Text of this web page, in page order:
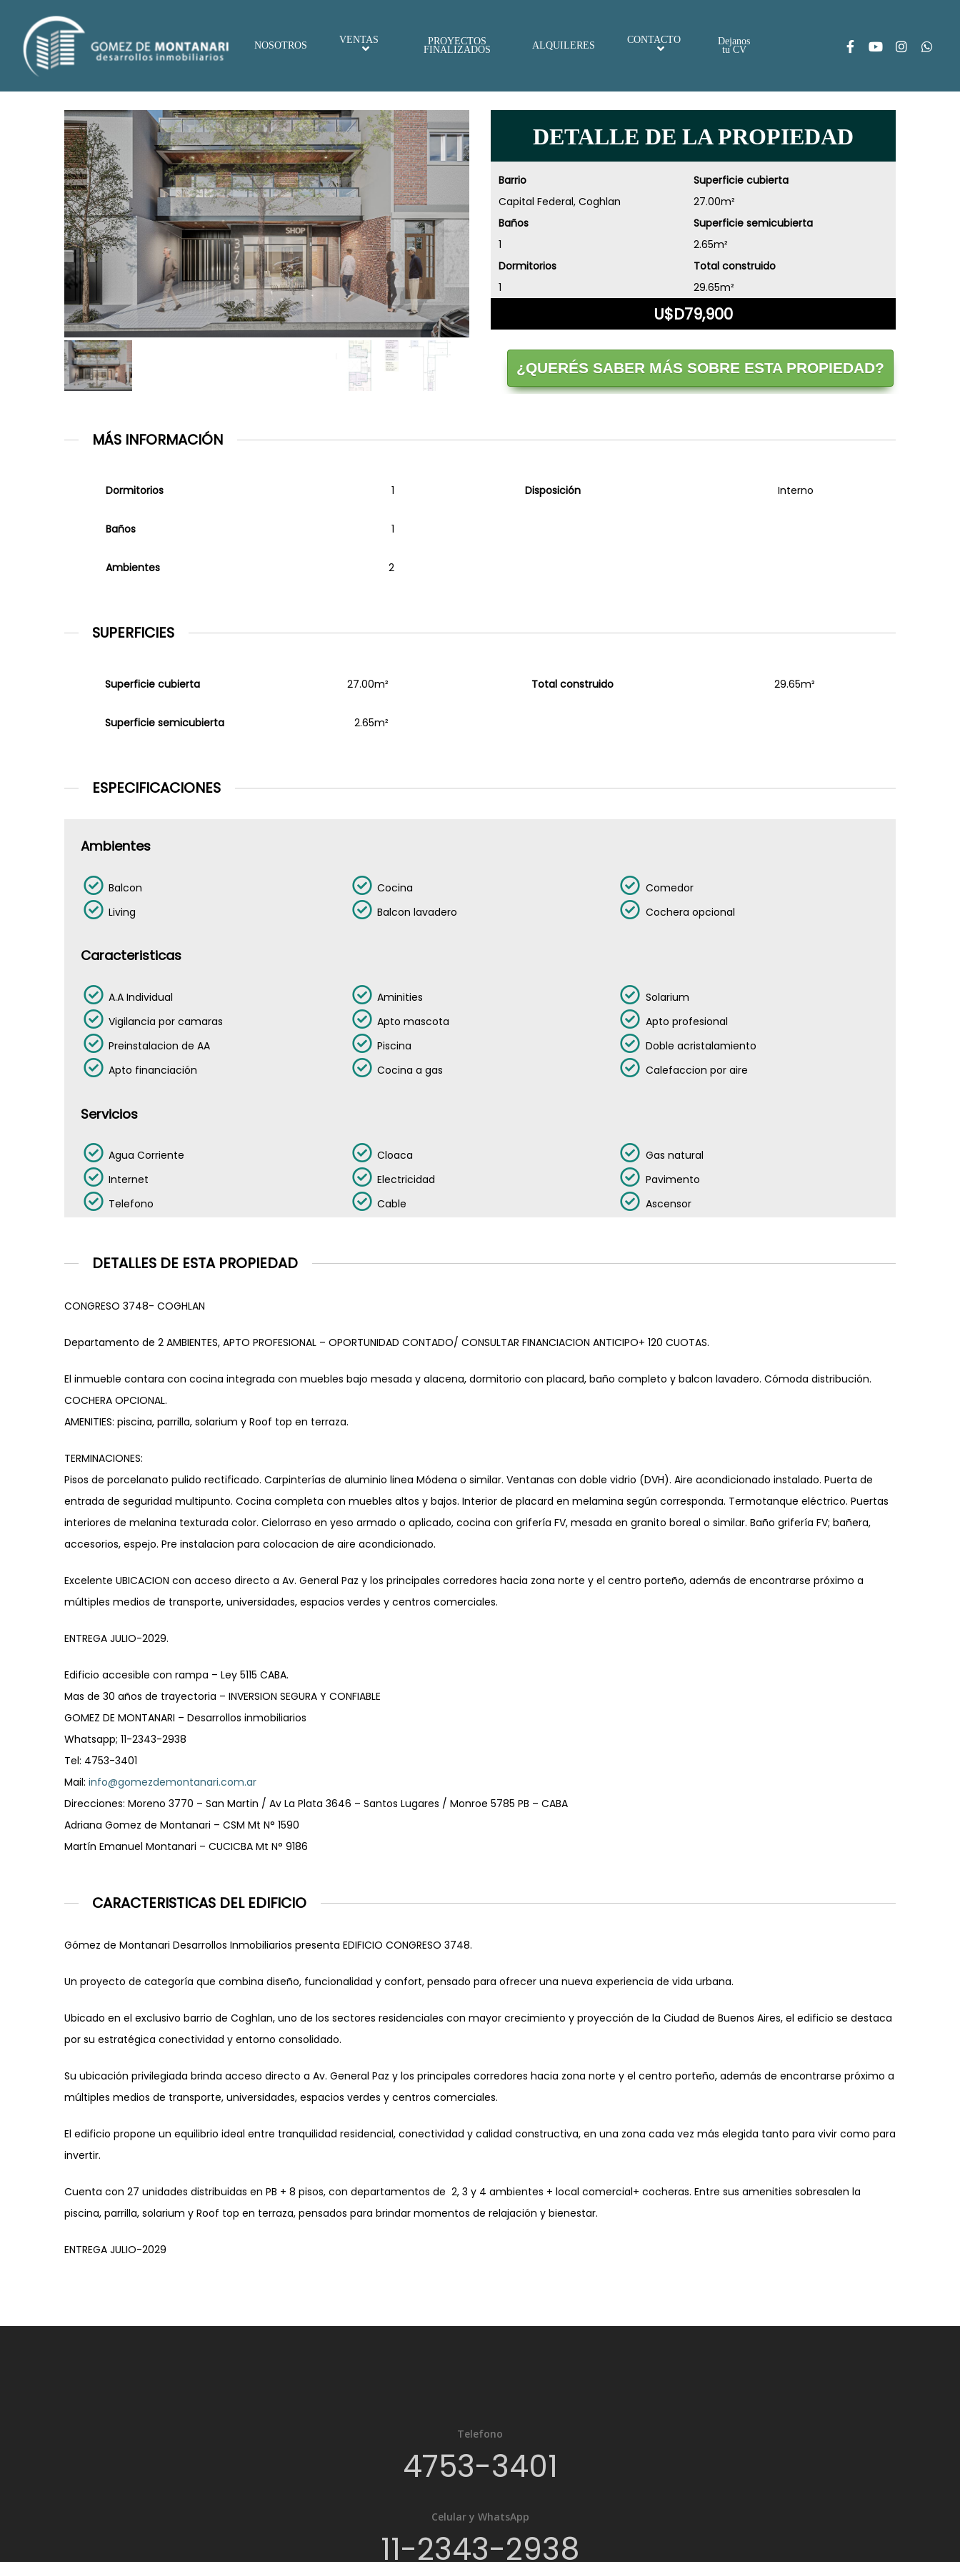
NOSOTROS
VENTAS
PROYECTOS
FINALIZADOS
ALQUILERES
CONTACTO
Dejanos
tu CV
DETALLE DE LA PROPIEDAD
Barrio
Capital Federal, Coghlan
Baños
1
Dormitorios
1
Superficie cubierta
27.00m²
Superficie semicubierta
2.65m²
Total construido
29.65m²
U$D79,900
¿QUERÉS SABER MÁS SOBRE ESTA PROPIEDAD?
MÁS INFORMACIÓN
Dormitorios 1
Baños 1
Ambientes 2
Disposición Interno
SUPERFICIES
Superficie cubierta 27.00m²
Superficie semicubierta 2.65m²
Total construido 29.65m²
ESPECIFICACIONES
Ambientes
Balcon Cocina
Comedor
Living
Balcon lavadero Cochera opcional
Caracteristicas
A.A Individual Aminities
Solarium
Vigilancia por camaras
Apto mascota
Apto profesional
Preinstalacion de AA
Piscina
Doble acristalamiento
Apto financiación
Cocina a gas Calefaccion por aire
Servicios
Agua Corriente Cloaca
Gas natural
Internet
Electricidad
Pavimento
Telefono
Cable Ascensor
DETALLES DE ESTA PROPIEDAD
CONGRESO 3748- COGHLAN
Departamento de 2 AMBIENTES, APTO PROFESIONAL – OPORTUNIDAD CONTADO/ CONSULTAR FINANCIACION ANTICIPO+ 120 CUOTAS.
El inmueble contara con cocina integrada con muebles bajo mesada y alacena, dormitorio con placard, baño completo y balcon lavadero. Cómoda distribución.
COCHERA OPCIONAL.
AMENITIES: piscina, parrilla, solarium y Roof top en terraza.
TERMINACIONES:
Pisos de porcelanato pulido rectificado. Carpinterías de aluminio linea Módena o similar. Ventanas con doble vidrio (DVH). Aire acondicionado instalado. Puerta de
entrada de seguridad multipunto. Cocina completa con muebles altos y bajos. Interior de placard en melamina según corresponda. Termotanque eléctrico. Puertas
interiores de melanina texturada color. Cielorraso en yeso armado o aplicado, cocina con grifería FV, mesada en granito boreal o similar. Baño grifería FV; bañera,
accesorios, espejo. Pre instalacion para colocacion de aire acondicionado.
Excelente UBICACION con acceso directo a Av. General Paz y los principales corredores hacia zona norte y el centro porteño, además de encontrarse próximo a
múltiples medios de transporte, universidades, espacios verdes y centros comerciales.
ENTREGA JULIO-2029.
Edificio accesible con rampa – Ley 5115 CABA.
Mas de 30 años de trayectoria – INVERSION SEGURA Y CONFIABLE
GOMEZ DE MONTANARI – Desarrollos inmobiliarios
Whatsapp; 11-2343-2938
Tel: 4753-3401
Mail: info@gomezdemontanari.com.ar
Direcciones: Moreno 3770 – San Martin / Av La Plata 3646 – Santos Lugares / Monroe 5785 PB – CABA
Adriana Gomez de Montanari – CSM Mt N° 1590
Martín Emanuel Montanari – CUCICBA Mt N° 9186
CARACTERISTICAS DEL EDIFICIO
Gómez de Montanari Desarrollos Inmobiliarios presenta EDIFICIO CONGRESO 3748.
Un proyecto de categoría que combina diseño, funcionalidad y confort, pensado para ofrecer una nueva experiencia de vida urbana.
Ubicado en el exclusivo barrio de Coghlan, uno de los sectores residenciales con mayor crecimiento y proyección de la Ciudad de Buenos Aires, el edificio se destaca
por su estratégica conectividad y entorno consolidado.
Su ubicación privilegiada brinda acceso directo a Av. General Paz y los principales corredores hacia zona norte y el centro porteño, además de encontrarse próximo a
múltiples medios de transporte, universidades, espacios verdes y centros comerciales.
El edificio propone un equilibrio ideal entre tranquilidad residencial, conectividad y calidad constructiva, en una zona cada vez más elegida tanto para vivir como para
invertir.
Cuenta con 27 unidades distribuidas en PB + 8 pisos, con departamentos de 2, 3 y 4 ambientes + local comercial+ cocheras. Entre sus amenities sobresalen la
piscina, parrilla, solarium y Roof top en terraza, pensados para brindar momentos de relajación y bienestar.
ENTREGA JULIO-2029
Telefono
4753-3401
Celular y WhatsApp
11-2343-2938